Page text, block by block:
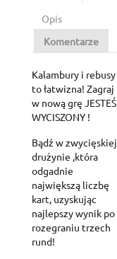
Opis
Komentarze
Kalambury i rebusy
to łatwizna! Zagraj
w nową grę JESTEŚ
WYCISZONY !
Bądź w zwycięskiej
drużynie ,która
odgadnie
największą liczbę
kart, uzyskując
najlepszy wynik po
rozegraniu trzech
rund!